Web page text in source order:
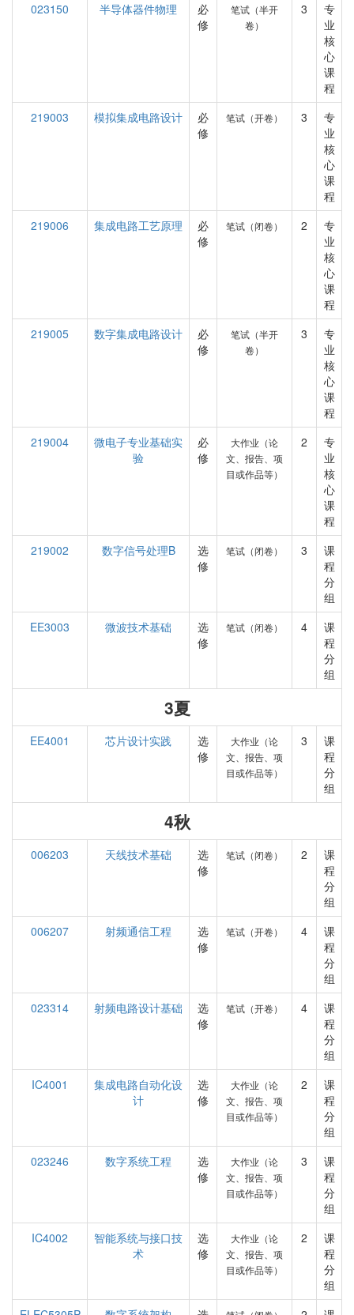
023150 半导体器件物理
必
修
笔试（半开
卷）
3
专
业
核
心
课
程
219003
模拟集成电路设计
必
修
笔试（开卷） 3
专
业
核
心
课
程
219006
集成电路工艺原理
必
修
笔试（闭卷） 2
专
业
核
心
课
程
219005
数字集成电路设计
必
修
笔试（半开
卷）
3
专
业
核
心
课
程
219004
微电子专业基础实
验
必
修
大作业（论
文、报告、项
目或作品等）
2
专
业
核
心
课
程
219002
数字信号处理B
选
修
笔试（闭卷） 3
课
程
分
组
EE3003
微波技术基础
选
修
笔试（闭卷） 4
课
程
分
组
3夏
EE4001 芯片设计实践
选
修
大作业（论
文、报告、项
目或作品等）
3
课
程
分
组
4秋
006203 天线技术基础
选
修
笔试（闭卷） 2
课
程
分
组
006207
射频通信工程
选
修
笔试（开卷） 4
课
程
分
组
023314
射频电路设计基础
选
修
笔试（开卷） 4
课
程
分
组
IC4001
集成电路自动化设
计
选
修
大作业（论
文、报告、项
目或作品等）
2
课
程
分
组
023246
数字系统工程
选
修
大作业（论
文、报告、项
目或作品等）
3
课
程
分
组
IC4002
智能系统与接口技
术
选
修
大作业（论
文、报告、项
目或作品等）
2
课
程
分
组